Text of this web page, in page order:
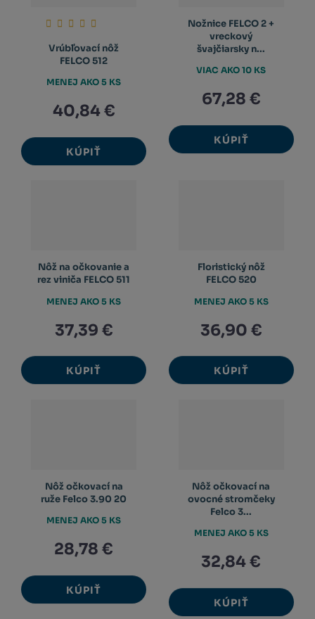
Vrúbľovací nôž
FELCO 512
40,84 €
KÚPIŤ
MENEJ AKO 5 KS
Nožnice FELCO 2 +
vreckový
švajčiarsky n...
67,28 €
KÚPIŤ
VIAC AKO 10 KS
Nôž na očkovanie a
rez viniča FELCO 511
37,39 €
KÚPIŤ
MENEJ AKO 5 KS
Floristický nôž
FELCO 520
36,90 €
KÚPIŤ
MENEJ AKO 5 KS
Nôž očkovací na
ruže Felco 3.90 20
28,78 €
KÚPIŤ
MENEJ AKO 5 KS
Nôž očkovací na
ovocné stromčeky
Felco 3...
32,84 €
KÚPIŤ
MENEJ AKO 5 KS